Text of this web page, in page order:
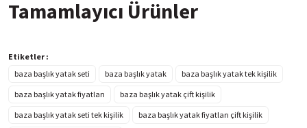
Tamamlayıcı Ürünler
ÖZEL İNDİRİM
%39 İNDİRİM
4.599,90 TL
Etiketler :
baza başlık yatak seti
baza başlık yatak
baza başlık yatak tek kişilik
baza başlık yatak fiyatları
baza başlık yatak çift kişilik
baza başlık yatak seti tek kişilik
baza başlık yatak fiyatları çift kişilik